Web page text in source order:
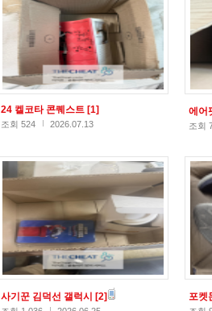
24 켈코타 콘퀘스트 [1]
조회 524 2026.07.13
에어
조회
사기꾼 김덕선 갤럭시 [2] 포켓